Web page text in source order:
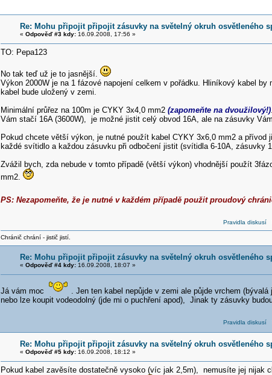
Re: Mohu připojit připojit zásuvky na světelný okruh osvětleného
« Odpověď #3 kdy:16.09.2008, 17:56 »
TO: Pepa123
No tak teď už je to jasnější.
Výkon 2000W je na 1 fázové napojení celkem v pořádku. Hliníkový kabel
kabel bude uložený v zemi.
Minimální průřez na 100m je CYKY 3x4,0 mm2 (zapomeňte na dvoužilový!)
Vám stačí 16A (3600W), je možné jistit celý obvod 16A, ale na zásuvky
Pokud chcete větší výkon, je nutné použít kabel CYKY 3x6,0 mm2 a
každé svítidlo a každou zásuvku při odbočení jistit (svítidla 6-10A, zásuvky
Zvážil bych, zda nebude v tomto případě (větší výkon) vhodnější použít
mm2.
PS: Nezapomeňte, že je nutné v každém případě použit proudový
Pravidla diskusí
Chránič chrání - jistič jistí.
Re: Mohu připojit připojit zásuvky na světelný okruh osvětleného
« Odpověď #4 kdy:16.09.2008, 18:07 »
Já vám moc
. Jen ten kabel nepůjde v zemi ale půjde vrchem
nebo lze koupit vodeodolný (jde mi o puchření apod), Jinak ty zásuvky
Pravidla diskusí
Re: Mohu připojit připojit zásuvky na světelný okruh osvětleného
« Odpověď #5 kdy:16.09.2008, 18:12 »
Pokud kabel zavěsíte dostatečně vysoko (víc jak 2,5m), nemusíte jej nijak